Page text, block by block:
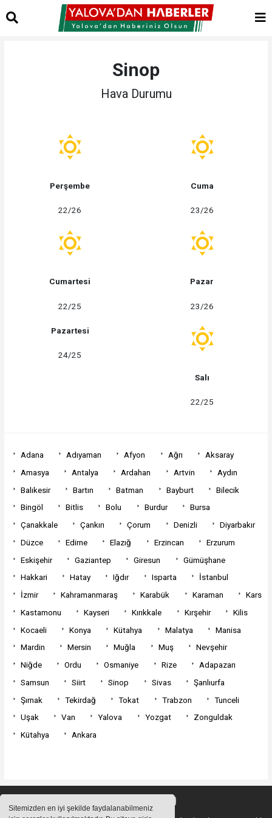
Sitemizden en iyi şekilde faydalanabilmeniz
Sinop
Hava Durumu
Perşembe
22/26
Cuma
23/26
Cumartesi
22/25
Pazar
23/26
Pazartesi
24/25
Salı
22/25
Adana Adıyaman Afyon Ağrı
Aksaray
Amasya
Antalya Ardahan Artvin
Aydın
Balıkesir
Bartın Batman Bayburt
Bilecik
Bingöl
Bitlis Bolu Burdur
Bursa
Çanakkale
Çankırı Çorum Denizli
Diyarbakır
Düzce
Edirne Elazığ Erzincan
Erzurum
Eskişehir
Gaziantep Giresun
Gümüşhane
Hakkari
Hatay Iğdır Isparta
İstanbul
İzmir
Kahramanmaraş Karabük Karaman
Kars
Kastamonu
Kayseri Kırıkkale Kırşehir
Kilis
Kocaeli
Konya Kütahya Malatya
Manisa
Mardin
Mersin Muğla Muş
Nevşehir
Niğde
Ordu Osmaniye Rize
Adapazarı
Samsun
Siirt Sinop Sivas
Şanlıurfa
Şırnak
Tekirdağ Tokat Trabzon
Tunceli
Uşak
Van Yalova Yozgat
Zonguldak
Kütahya
Ankara